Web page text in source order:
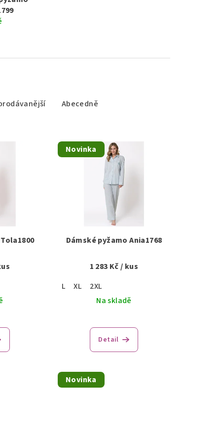
Abecedně
Novinka
Dámské pyžamo Ania1768
1 283 Kč/ kus
L
XL
2XL
Na skladě
Detail
Novinka